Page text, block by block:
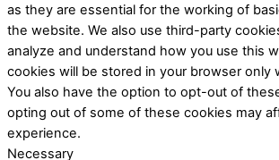
as they are essential for the working of
the website. We also use third-party
analyze and understand how you use this
cookies will be stored in your browser only
You also have the option to opt-out of
opting out of some of these cookies may
experience.
Necessary